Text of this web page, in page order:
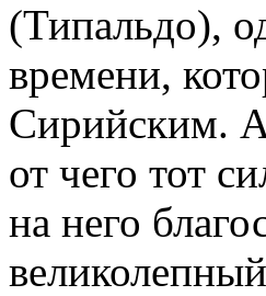
(Типальдо),
времени,
Сирийским.
от чего тот
на него